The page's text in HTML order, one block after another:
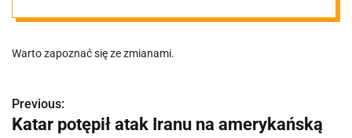
drugim będą
problemy z
parkowaniem!
Warto zapoznać się ze zmianami.
N
Previous:
Katar potępił atak Iranu na amerykańską